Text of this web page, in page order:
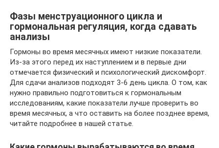
Фазы менструационного цикла и
гормональная регуляция, когда сдавать
анализы
Гормоны во время месячных имеют низкие показатели.
Из-за этого перед их наступлением и в первые дни
отмечается физический и психологический дискомфорт.
Для сдачи анализов подходят 3-6 день цикла. О том, как
нужно правильно подготовиться к гормональным
исследованиям, какие показатели лучше проверить во
время месячных, а что оставить на более позднее время,
читайте подробнее в нашей статье.